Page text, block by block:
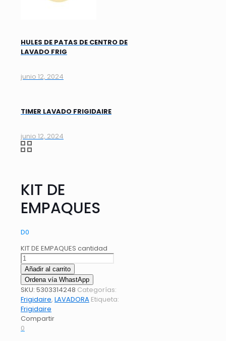
HULES DE PATAS DE CENTRO DE
LAVADO FRIG
junio 12, 2024
TIMER LAVADO FRIGIDAIRE
junio 12, 2024
KIT DE
EMPAQUES
D0
KIT DE EMPAQUES cantidad
Añadir al carrito
Ordena vía WhastApp
SKU: 5303314248 Categorías:
Frigidaire, LAVADORA Etiqueta:
Frigidaire
Compartir
0